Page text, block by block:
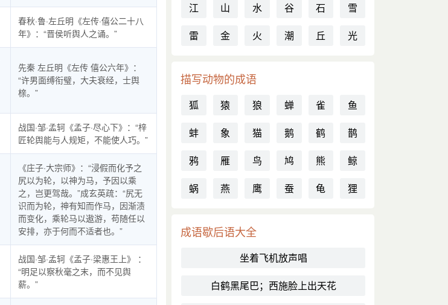
春秋·鲁·左丘明《左传·僖公二十八
年》：“晋侯听舆人之诵。”
先秦 左丘明《左传 僖公六年》：
“许男面缚衔璧，大夫衰经，士舆
榇。”
战国·邹·孟轲《孟子·尽心下》：“梓
匠轮舆能与人规矩，不能使人巧。”
《庄子·大宗师》：“浸假而化予之
尻以为轮，以神为马，予因以乘
之，岂更驾哉。”成玄英疏：“尻无
识而为轮，神有知而作马，因渐渍
而变化，乘轮马以遨游，苟随任以
安排，亦于何而不适者也。”
战国·邹·孟轲《孟子·梁惠王上》 ：
“明足以察秋毫之末，而不见舆
薪。”
江
山 水 谷 石
雪
雷
金 火 潮 丘 光
描写动物的成语
狐 猿 狼 蝉 雀
鱼
蚌
象 猫 鹅 鹤
鹊
鸦
雁 鸟 鸠 熊
鲸
蜗
燕 鹰 蚕 龟 狸
成语歇后语大全
坐着飞机放声唱
白鹤黑尾巴；西施脸上出天花